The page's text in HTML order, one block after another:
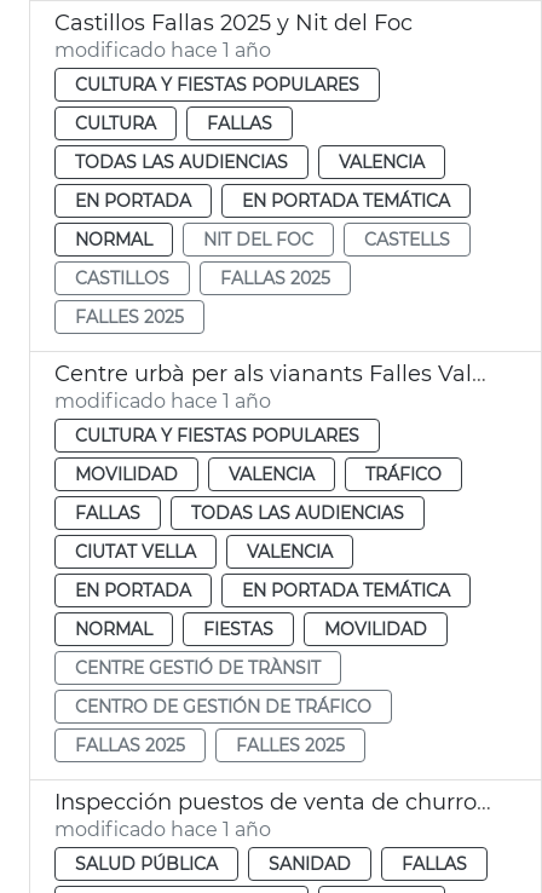
Castillos Fallas 2025 y Nit del Foc
modificado hace 1 año
CULTURA Y FIESTAS POPULARES
CULTURA
FALLAS
TODAS LAS AUDIENCIAS
VALENCIA
EN PORTADA
EN PORTADA TEMÁTICA
NORMAL
NIT DEL FOC
CASTELLS
CASTILLOS
FALLAS 2025
FALLES 2025
Centre urbà per als vianants Falles València 2025
modificado hace 1 año
CULTURA Y FIESTAS POPULARES
MOVILIDAD
VALENCIA
TRÁFICO
FALLAS
TODAS LAS AUDIENCIAS
CIUTAT VELLA
VALENCIA
EN PORTADA
EN PORTADA TEMÁTICA
NORMAL
FIESTAS
MOVILIDAD
CENTRE GESTIÓ DE TRÀNSIT
CENTRO DE GESTIÓN DE TRÁFICO
FALLAS 2025
FALLES 2025
Inspección puestos de venta de churros y buñuelos. Fallas de València
modificado hace 1 año
SALUD PÚBLICA SANIDAD
FALLAS